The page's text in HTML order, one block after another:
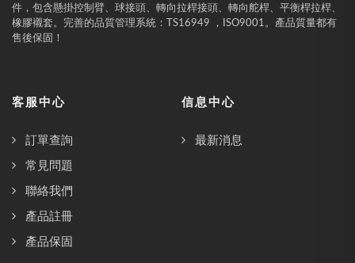
件，包含懸掛控制臂、球接頭、轉向拉桿接頭、轉向舵桿、平衡桿拉桿、
橡膠襯套。完善的品質管理系統：TS16949 ，ISO9001。產品質量都有
售後保固！
客服中心
訂單查詢
常見問題
聯絡我們
產品註冊
產品保固
信息中心
最新消息